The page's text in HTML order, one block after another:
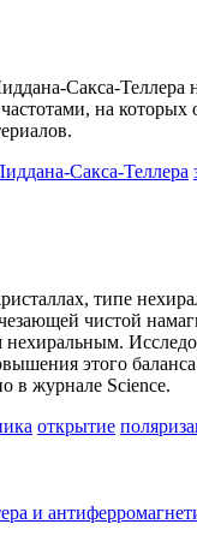
Сакса-
на
Сакса-Теллера
типе
чистой
этого
в журнале Science.
открытие
и